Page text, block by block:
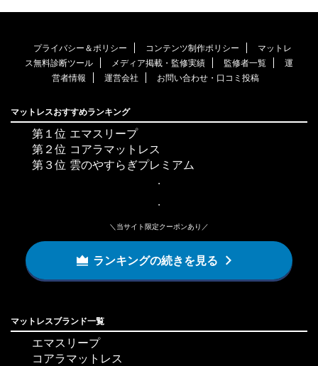
プライバシー＆ポリシー コンテンツ制作ポリシー
マットレ
ス無料診断ツール
メディア掲載・監修実績 監修者一覧
運
営者情報
運営会社 お問い合わせ・口コミ投稿
マットレスおすすめランキング
第１位 エマスリープ
第２位 コアラマットレス
第３位 雲のやすらぎプレミアム
・
・
＼当サイト限定クーポンあり／
ランキングの続きを見る
マットレスブランド一覧
エマスリープ
コアラマットレス